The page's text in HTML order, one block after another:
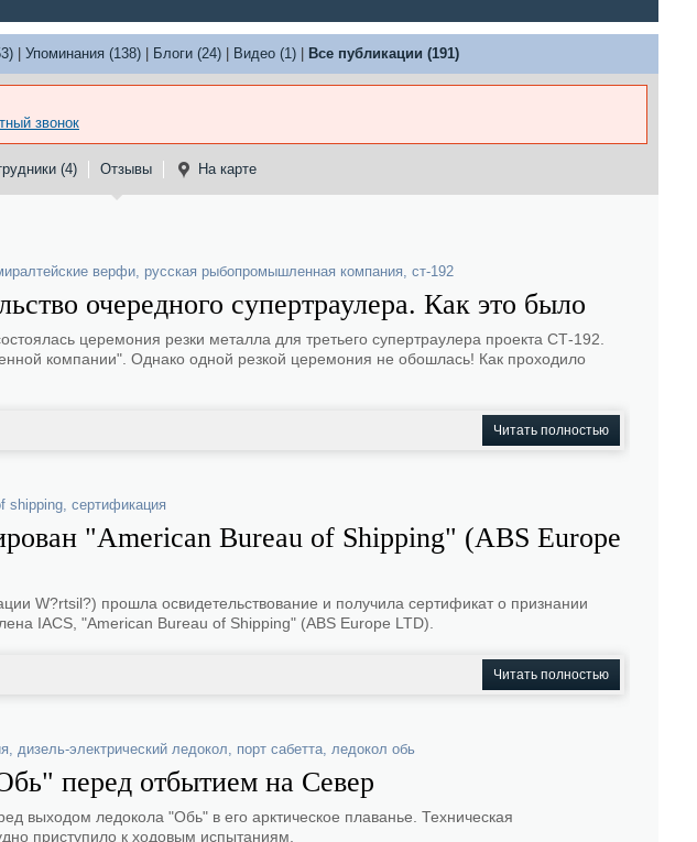
| Упоминания (138)| Блоги (24)| Видео (1)| Все публикации (191)
звонок
(4) Отзывы На карте
верфи, русская рыбопромышленная компания, ст-192
очередного супертраулера. Как это было
церемония резки металла для третьего супертраулера проекта СТ-192.
компании". Однако одной резкой церемония не обошлась! Как проходило
Читать полностью
shipping, сертификация
"American Bureau of Shipping" (ABS Europe
W?rtsil?) прошла освидетельствование и получила сертификат о признании
IACS, "American Bureau of Shipping" (ABS Europe LTD).
Читать полностью
, дизель-электрический ледокол, порт сабетта, ледокол обь
перед отбытием на Север
выходом ледокола "Обь" в его арктическое плаванье. Техническая
приступило к ходовым испытаниям.